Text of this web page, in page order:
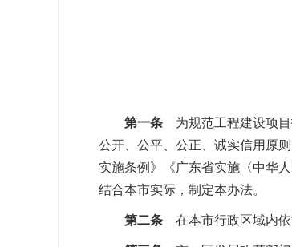
第一条 为规范工程建设项目
公开、公平、公正、诚实信用原
实施条例》《广东省实施〈中华
结合本市实际，制定本办法。
第二条 在本市行政区域内依